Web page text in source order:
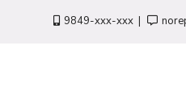
9849-xxx-xxx